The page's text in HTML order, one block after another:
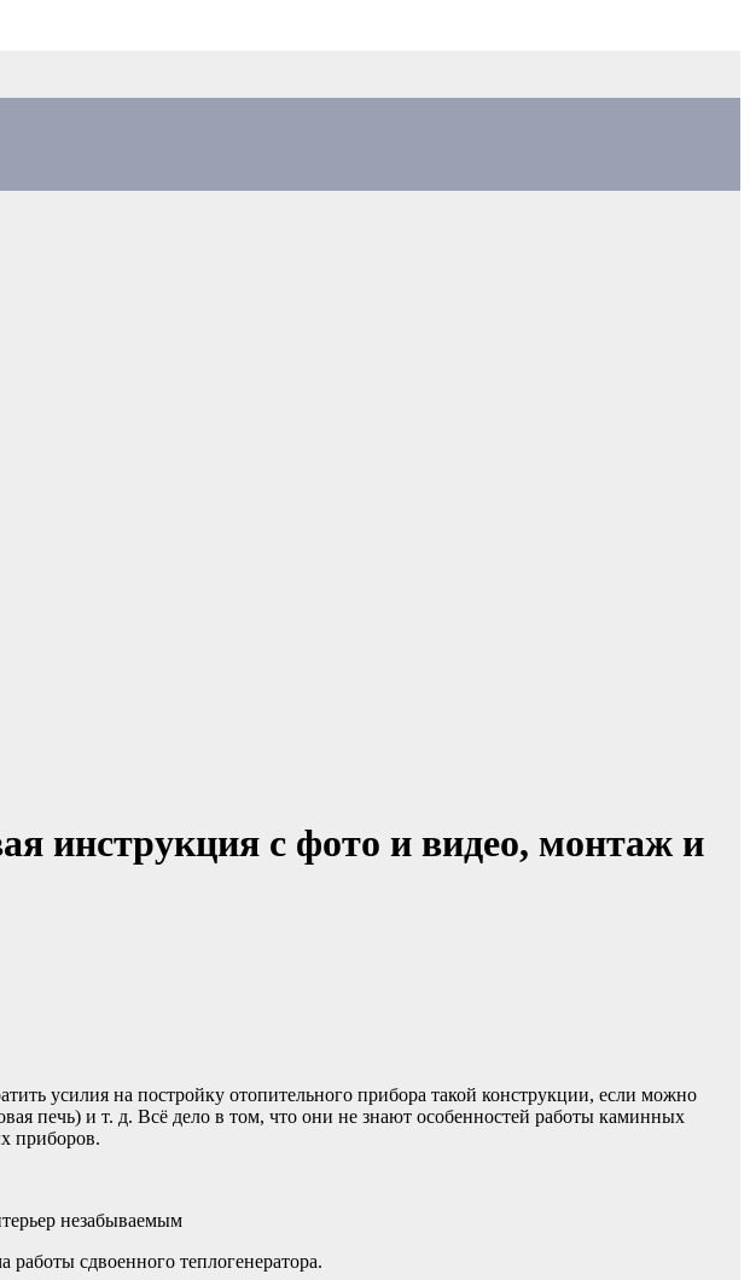
инструкция с фото и видео, монтаж и
усилия на постройку отопительного прибора такой конструкции, если можно
печь) и т. д. Всё дело в том, что они не знают особенностей работы каминных
приборов.
незабываемым
сдвоенного теплогенератора.